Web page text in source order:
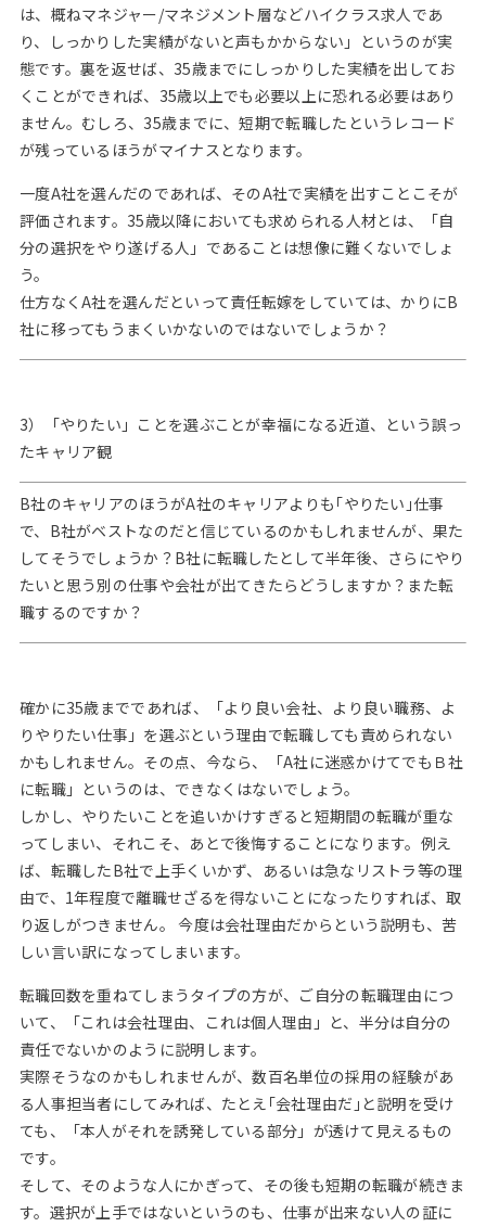
は、概ねマネジャー/マネジメント層などハイクラス求人であ
り、しっかりした実績がないと声もかからない」というのが実
態です。裏を返せば、35歳までにしっかりした実績を出してお
くことができれば、35歳以上でも必要以上に恐れる必要はあり
ません。むしろ、35歳までに、短期で転職したというレコード
が残っているほうがマイナスとなります。
一度A社を選んだのであれば、そのA社で実績を出すことこそが
評価されます。35歳以降においても求められる人材とは、「自
分の選択をやり遂げる人」であることは想像に難くないでしょ
う。
仕方なくA社を選んだといって責任転嫁をしていては、かりにB
社に移ってもうまくいかないのではないでしょうか？
3）「やりたい」ことを選ぶことが幸福になる近道、という誤っ
たキャリア観
B社のキャリアのほうがA社のキャリアよりも｢やりたい｣仕事
で、B社がベストなのだと信じているのかもしれませんが、果た
してそうでしょうか？B社に転職したとして半年後、さらにやり
たいと思う別の仕事や会社が出てきたらどうしますか？また転
職するのですか？
確かに35歳までであれば、「より良い会社、より良い職務、よ
りやりたい仕事」を選ぶという理由で転職しても責められない
かもしれません。その点、今なら、「A社に迷惑かけてでもＢ社
に転職」というのは、できなくはないでしょう。
しかし、やりたいことを追いかけすぎると短期間の転職が重な
ってしまい、それこそ、あとで後悔することになります。例え
ば、転職したB社で上手くいかず、あるいは急なリストラ等の理
由で、1年程度で離職せざるを得ないことになったりすれば、取
り返しがつきません。 今度は会社理由だからという説明も、苦
しい言い訳になってしまいます。
転職回数を重ねてしまうタイプの方が、ご自分の転職理由につ
いて、「これは会社理由、これは個人理由」と、半分は自分の
責任でないかのように説明します。
実際そうなのかもしれませんが、数百名単位の採用の経験があ
る人事担当者にしてみれば、たとえ｢会社理由だ｣と説明を受け
ても、「本人がそれを誘発している部分」が透けて見えるもの
です。
そして、そのような人にかぎって、その後も短期の転職が続きま
す。選択が上手ではないというのも、仕事が出来ない人の証に